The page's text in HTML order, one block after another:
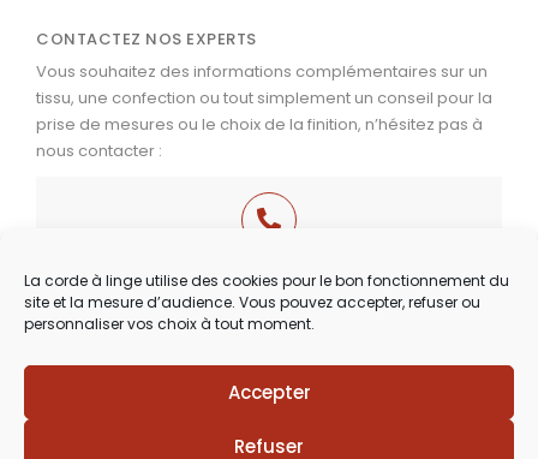
La corde à linge utilise des cookies pour le bon fonctionnement du
site et la mesure d’audience. Vous pouvez accepter, refuser ou
personnaliser vos choix à tout moment.
Accepter
Refuser
CONTACTEZ NOS EXPERTS
Vous souhaitez des informations complémentaires sur un
tissu, une confection ou tout simplement un conseil pour la
prise de mesures ou le choix de la finition, n’hésitez pas à
nous contacter :
03 29 60 49 17
Du Mardi au Samedi